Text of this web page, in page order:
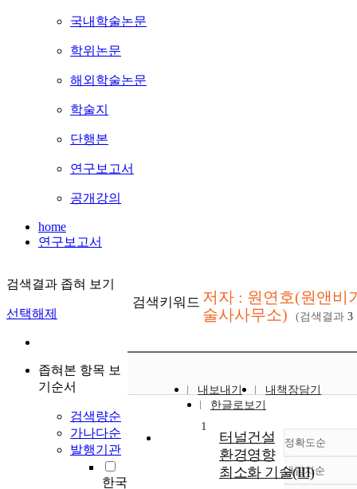
국내학술논문
학위논문
해외학술논문
학술지
단행본
연구보고서
공개강의
home
연구보고서
검색결과 좁혀 보기
선택해제
좁혀본 항목 보
기순서
검색량순
가나다순
발행기관
한국
검색키워드 저자 : 원연호(원앤비
술사사무소)
(검색결과 3
내보내기
내책장담기
한글로보기
정확도순
정확도
내림차순
1
터널건설
환경영향
최소화 기술(III)